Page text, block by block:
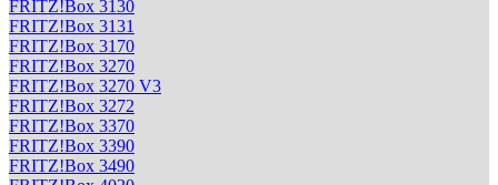
FRITZ!Box 3130
FRITZ!Box 3131
FRITZ!Box 3170
FRITZ!Box 3270
FRITZ!Box 3270 V3
FRITZ!Box 3272
FRITZ!Box 3370
FRITZ!Box 3390
FRITZ!Box 3490